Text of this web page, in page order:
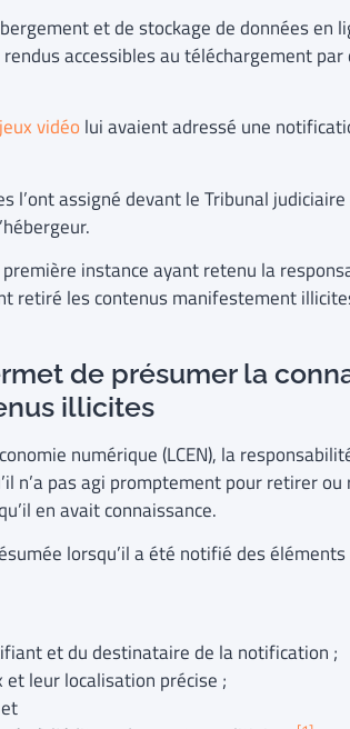
et de stockage de données en
accessibles au téléchargement par
jeux vidéo lui avaient adressé une
l’ont assigné devant le Tribunal
instance ayant retenu la
retiré les contenus manifestement
de présumer la
illicites
numérique (LCEN), la
n’a pas agi promptement pour retirer ou
en avait connaissance.
lorsqu’il a été notifié des
et du destinataire de la notification ;
leur localisation précise ;